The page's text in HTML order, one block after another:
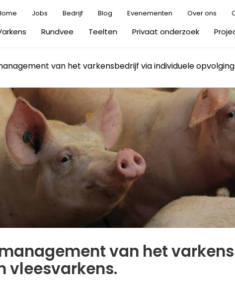
Jobs Bedrijf Blog Evenementen Over ons
Rundvee Teelten Privaat onderzoek
van het varkensbedrijf via individuele
management van het
vleesvarkens.